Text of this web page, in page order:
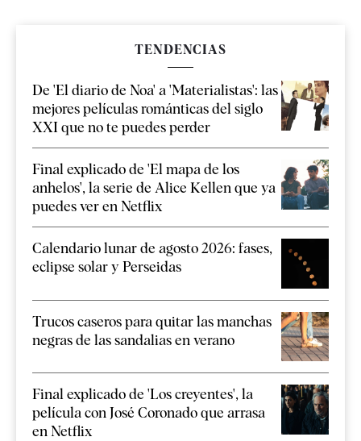
TENDENCIAS
De 'El diario de Noa' a 'Materialistas': las
mejores películas románticas del siglo
XXI que no te puedes perder
Final explicado de 'El mapa de los
anhelos', la serie de Alice Kellen que ya
puedes ver en Netflix
Calendario lunar de agosto 2026: fases,
eclipse solar y Perseidas
Trucos caseros para quitar las manchas
negras de las sandalias en verano
Final explicado de 'Los creyentes', la
película con José Coronado que arrasa
en Netflix